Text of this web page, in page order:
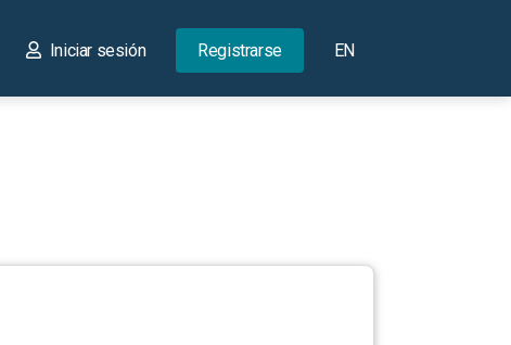
Iniciar sesión Registrarse EN